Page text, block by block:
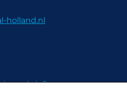
holland.nl